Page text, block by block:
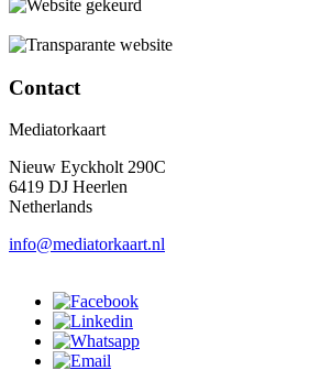
Contact
Mediatorkaart
Nieuw Eyckholt 290C
6419 DJ Heerlen
Netherlands
info@mediatorkaart.nl